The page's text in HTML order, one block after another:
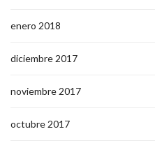
enero 2018
diciembre 2017
noviembre 2017
octubre 2017